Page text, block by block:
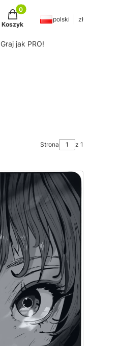
Produkty w koszyku: 0.
Koszyk
polski zł
Graj jak PRO!
Strona z 1